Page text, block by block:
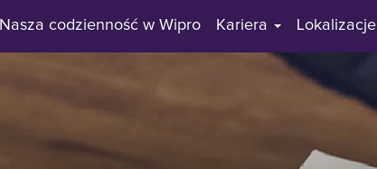
Nasza codzienność w Wipro Kariera Lokalizacje